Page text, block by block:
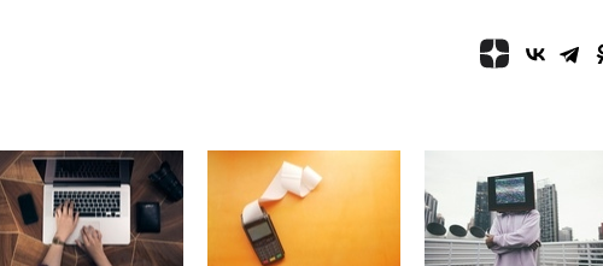
вагонов сошли с рельсов в
Оренбургской области
Аксаков: ЦБ
согласовал первый стандарт
исламского банкинга
вчера, 21:43Организаторы